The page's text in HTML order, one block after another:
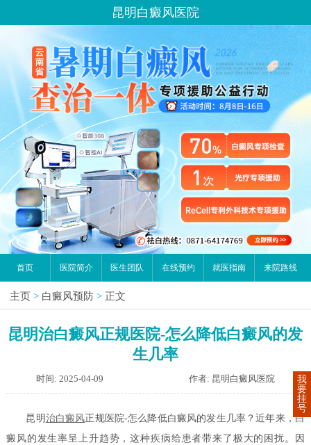
昆明白癜风医院
首页 医院简介 医生团队 在线预约 就医指南 来院路线
主页 > 白癜风预防 > 正文
昆明治白癜风正规医院-怎么降低白癜风的发
生几率
时间: 2025-04-09 作者: 昆明白癜风医院
昆明治白癜风正规医院-怎么降低白癜风的发生几率？近年来，白
癜风的发生率呈上升趋势，这种疾病给患者带来了极大的困扰。因
我
要
挂
号